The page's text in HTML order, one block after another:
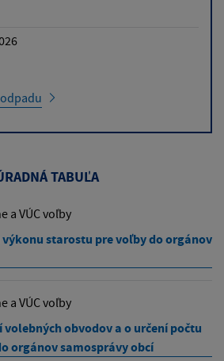
TABUĽA
a VÚC voľby
výkonu starostu pre voľby do orgánov
a VÚC voľby
obvodov a o určení počtu
orgánov samosprávy obcí